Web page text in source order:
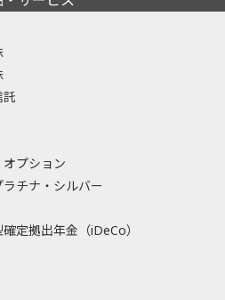
託
プション
ラチナ・シルバー
定拠出年金（iDeCo）